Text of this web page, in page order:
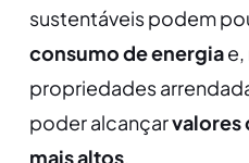
sustentáveis podem
consumo de energiae,
propriedades
poder alcançarvalores
mais altos.